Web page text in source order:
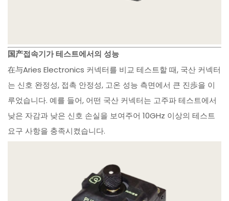
国产접속기가 테스트에서의 성능
在与Aries Electronics 커넥터를 비교 테스트할 때, 국산 커넥터
는 신호 완정성, 접촉 안정성, 고온 성능 측면에서 큰 진歩을 이
루었습니다. 예를 들어, 어떤 국산 커넥터는 고주파 테스트에서
낮은 자감과 낮은 신호 손실을 보여주어 10GHz 이상의 테스트
요구 사항을 충족시켰습니다.